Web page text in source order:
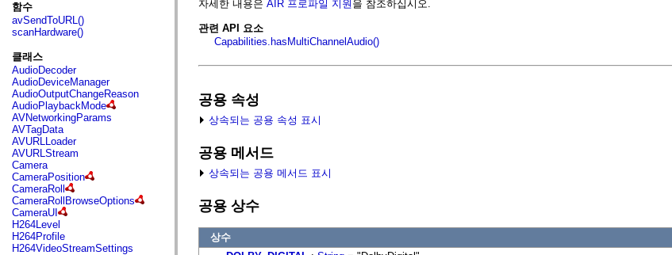
fl.core
fl.data
fl.display
fl.events
fl.ik
fl.lang
fl.livepreview
fl.managers
fl.motion
fl.motion.easing
fl.rsl
fl.text
fl.transitions
fl.transitions.easing
fl.video
flash.accessibility
flash.concurrent
flash.crypto
flash.data
flash.desktop
flash.display
flash.display3D
함수
avSendToURL()
scanHardware()
클래스
AudioDecoder
AudioDeviceManager
AudioOutputChangeReason
AudioPlaybackMode
AVNetworkingParams
AVTagData
AVURLLoader
AVURLStream
Camera
CameraPosition
CameraRoll
CameraRollBrowseOptions
CameraUI
H264Level
H264Profile
H264VideoStreamSettings
자세한 내용은 AIR 프로파일 지원 을 참조하십시오.
관련 API 요소
Capabilities.hasMultiChannelAudio()
공용 속성
상속되는 공용 속성 표시
공용 메서드
상속되는 공용 메서드 표시
공용 상수
상수